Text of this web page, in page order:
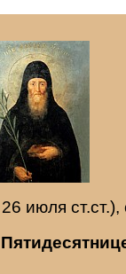
июля ст.ст.),